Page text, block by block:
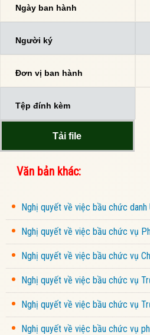
Ngày ban hành
Người ký
Đơn vị ban hành
Tệp đính kèm
Tải file
Văn bản khác:
Nghị quyết về việc bầu chức
Nghị quyết về việc bầu chức vụ
Nghị quyết về việc bầu chức vụ
Nghị quyết về việc bầu chức vụ
Nghị quyết về việc bầu chức vụ
Nghị quyết về việc bầu chức vụ